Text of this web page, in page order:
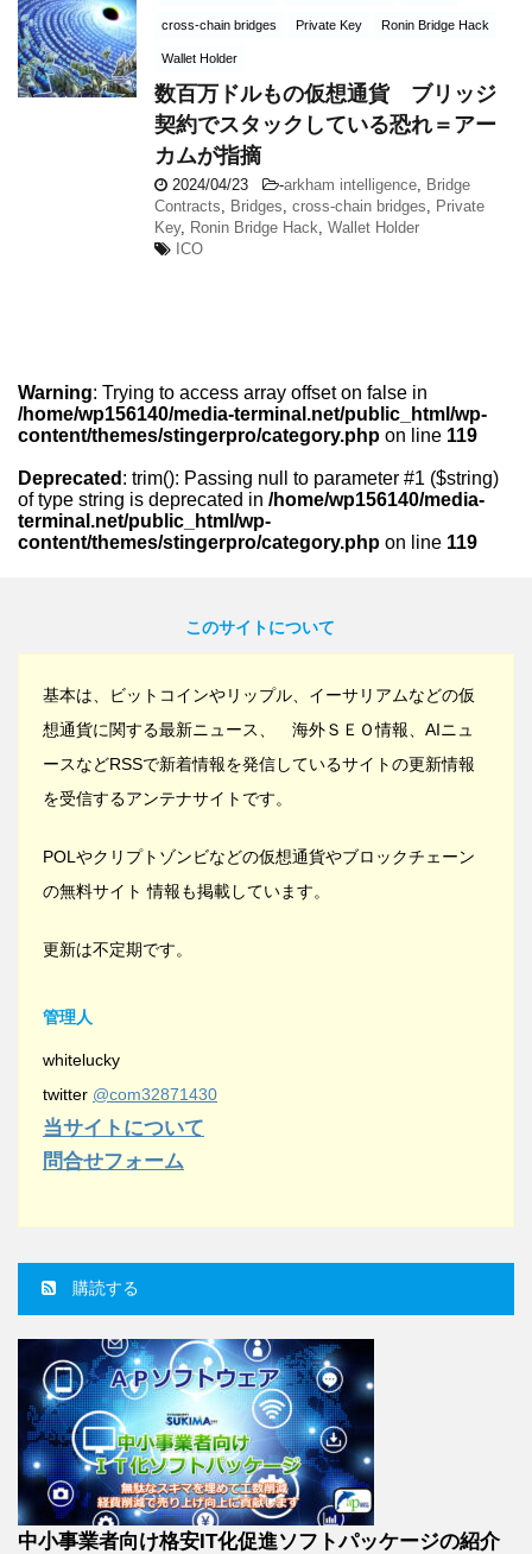
cross-chain bridges Private Key Ronin Bridge Hack
Wallet Holder
数百万ドルもの仮想通貨 ブリッジ
契約でスタックしている恐れ＝アー
カムが指摘
2024/04/23 -arkham intelligence Bridge
Contracts
Bridges cross-chain bridges
Private
Key, Ronin Bridge Hack Wallet Holder
ICO
Warning: Trying to access array offset on false in
/home/wp156140/media-terminal.net/public_html/wp-
content/themes/stingerpro/category.php on line 119
Deprecated : trim(): Passing null to parameter #1 ($string)
of type string is deprecated in /home/wp156140/media-
terminal.net/public_html/wp-
content/themes/stingerpro/category.php on line 119
このサイトについて
基本は、ビットコインやリップル、イーサリアムなどの仮
想通貨に関する最新ニュース、 海外ＳＥＯ情報、AIニュ
ースなどRSSで新着情報を発信しているサイトの更新情報
を受信するアンテナサイトです。
POLやクリプトゾンビなどの仮想通貨やブロックチェーン
の無料サイト 情報も掲載しています。
更新は不定期です。
管理人
whitelucky
twitter @com32871430
当サイトについて
問合せフォーム
購読する
中小事業者向け格安IT化促進ソフトパッケージの紹介